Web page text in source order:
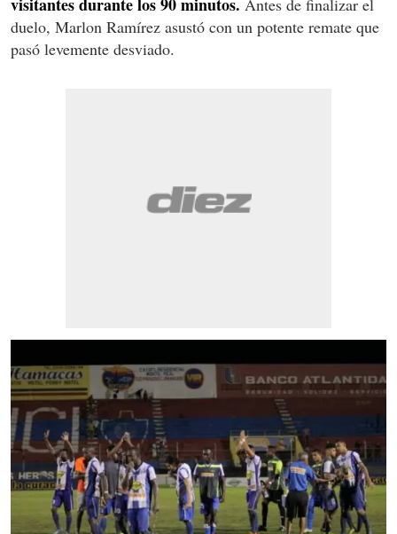
Antes de finalizar el
duelo, Marlon Ramírez asustó con un potente remate que
pasó levemente desviado.